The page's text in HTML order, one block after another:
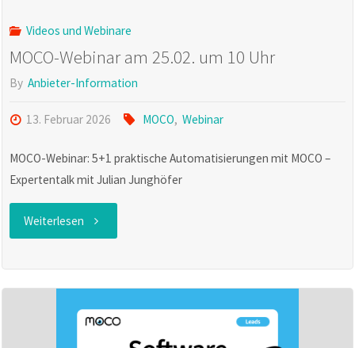
Schrittweise
integriert,
wo
sie
echten
Videos und Webinare
MOCO-Webinar am 25.02. um 10 Uhr
By Anbieter-Information
13. Februar 2026 MOCO, Webinar
MOCO-Webinar: 5+1 praktische Automatisierungen mit MOCO –
Expertentalk mit Julian Junghöfer
Weiterlesen "MOCO-
am
25.02.